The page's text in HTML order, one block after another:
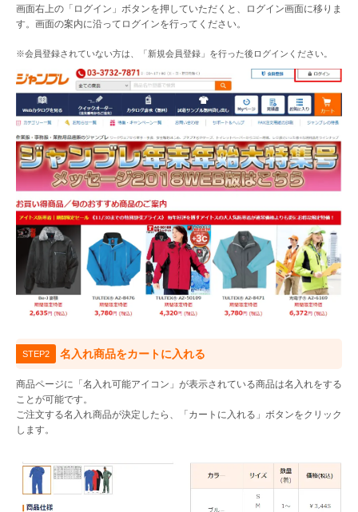
画面右上の「ログイン」ボタンを押していただくと、ログイン画面に移りま
す。画面の案内に沿ってログインを行ってください。
※会員登録されていない方は、「新規会員登録」を行った後ログインください。
STEP2 名入れ商品をカートに入れる
商品ページに「名入れ可能アイコン」が表示されている商品は名入れをする
ことが可能です。
ご注文する名入れ商品が決定したら、「カートに入れる」ボタンをクリック
します。